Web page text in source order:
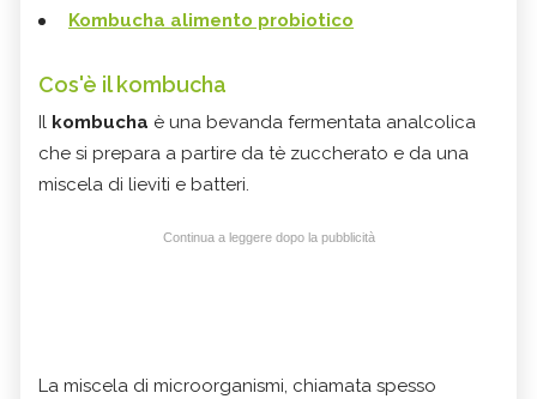
Kombucha alimento probiotico
Cos'è il kombucha
Il kombucha è una bevanda fermentata analcolica
che si prepara a partire da tè zuccherato e da una
miscela di lieviti e batteri.
Continua a leggere dopo la pubblicità
La miscela di microorganismi, chiamata spesso